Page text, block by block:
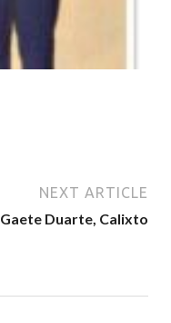
NEXT ARTICLE
Gaete Duarte, Calixto